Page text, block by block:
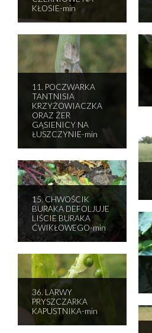
KŁOSIE-min
11. POCZWARKA
TANTNISIA
KRZYŻOWIACZKA
ORAZ ŻER
GĄSIENICY NA
ŁUSZCZYNIE-min
15. CHWOŚCIK
BURAKA DEFOLJUJE
LIŚCIE BURAKA
ĆWIKŁOWEGO-min
36. LARWY
PRYSZCZARKA
KAPUSTNIKA-min